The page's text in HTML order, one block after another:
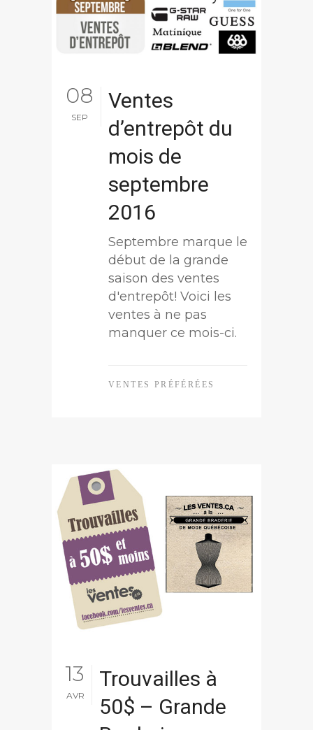
08
SEP
Ventes
d’entrepôt du
mois de
septembre
2016
Septembre marque le
début de la grande
saison des ventes
d'entrepôt! Voici les
ventes à ne pas
manquer ce mois-ci.
VENTES PRÉFÉRÉES
13
AVR
Trouvailles à
50$ – Grande